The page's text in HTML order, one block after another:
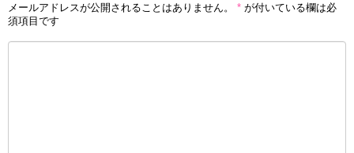
メールアドレスが公開されることはありません。 * が付いている欄は必
須項目です